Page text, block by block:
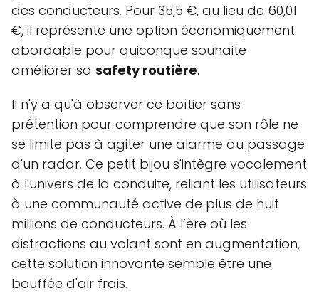
des conducteurs. Pour 35,5 €, au lieu de 60,01
€, il représente une option économiquement
abordable pour quiconque souhaite
améliorer sa safety routière.
Il n'y a qu'à observer ce boîtier sans
prétention pour comprendre que son rôle ne
se limite pas à agiter une alarme au passage
d'un radar. Ce petit bijou s'intègre vocalement
à l'univers de la conduite, reliant les utilisateurs
à une communauté active de plus de huit
millions de conducteurs. À l’ère où les
distractions au volant sont en augmentation,
cette solution innovante semble être une
bouffée d'air frais.